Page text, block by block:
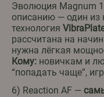
Эволюция Magnum
описанию — один из
технология
рассчитана на
нужна лёгкая
Кому: новичкам и
“попадать чаще”,
6) Reaction AF —